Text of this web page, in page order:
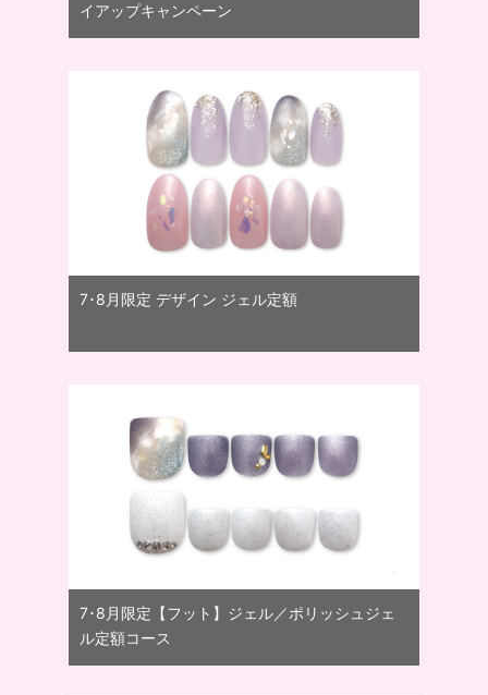
イアップキャンペーン
7･8月限定 デザイン ジェル定額
7･8月限定【フット】ジェル／ポリッシュジェ
ル定額コース